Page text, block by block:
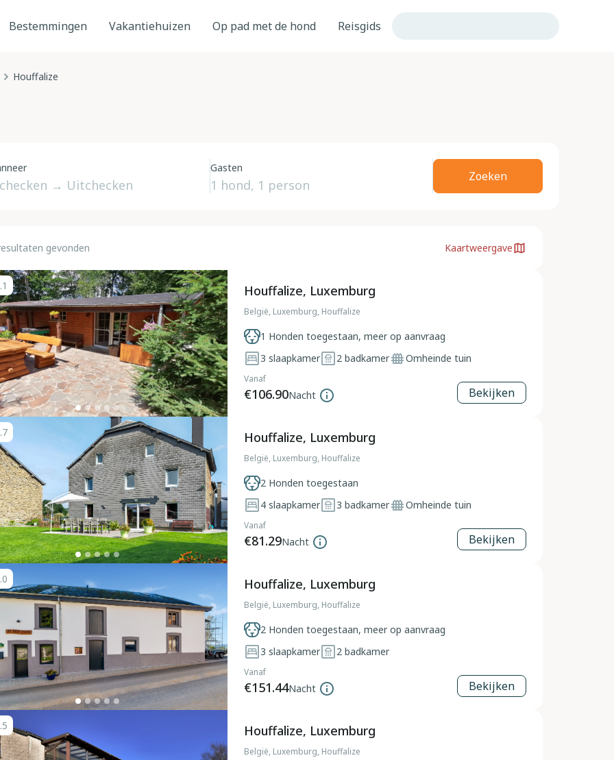
Bestemmingen Vakantiehuizen Op pad met de hond Reisgids
Houffalize
Gasten
Zoeken
gevonden Kaartweergave
Houffalize, Luxemburg
België, Luxemburg, Houffalize
1 Honden toegestaan, meer op aanvraag
3 slaapkamer 2 badkamer Omheinde tuin
Vanaf
€106.90Nacht Bekijken
Houffalize, Luxemburg
België, Luxemburg, Houffalize
2 Honden toegestaan
4 slaapkamer 3 badkamer Omheinde tuin
Vanaf
€81.29Nacht Bekijken
Houffalize, Luxemburg
België, Luxemburg, Houffalize
2 Honden toegestaan, meer op aanvraag
3 slaapkamer 2 badkamer
Vanaf
€151.44Nacht Bekijken
Houffalize, Luxemburg
België, Luxemburg, Houffalize